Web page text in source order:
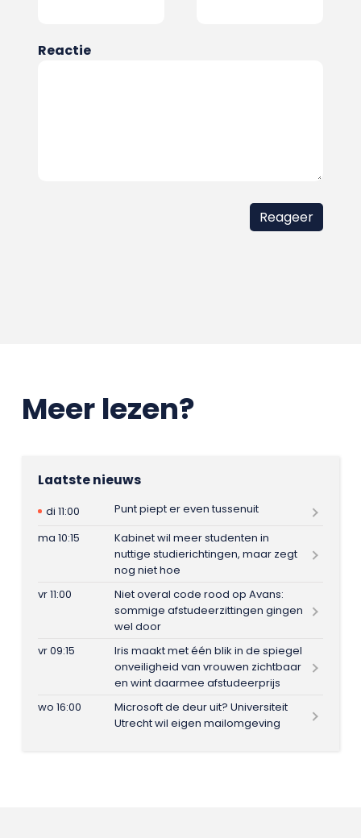
Reactie
Meer lezen?
Laatste nieuws
di 11:00
Punt piept er even tussenuit
ma 10:15
Kabinet wil meer studenten in
nuttige studierichtingen, maar zegt
nog niet hoe
vr 11:00
Niet overal code rood op Avans:
sommige afstudeerzittingen gingen
wel door
vr 09:15
Iris maakt met één blik in de spiegel
onveiligheid van vrouwen zichtbaar
en wint daarmee afstudeerprijs
wo 16:00
Microsoft de deur uit? Universiteit
Utrecht wil eigen mailomgeving